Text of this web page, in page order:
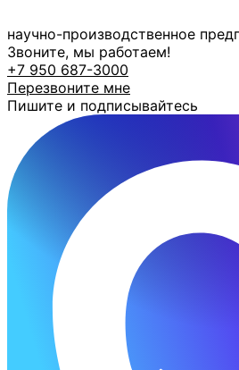
к
содержимому
научно-производственное
Звоните, мы работаем!
+7 950 687-3000
Перезвоните мне
Пишите и подписывайтесь